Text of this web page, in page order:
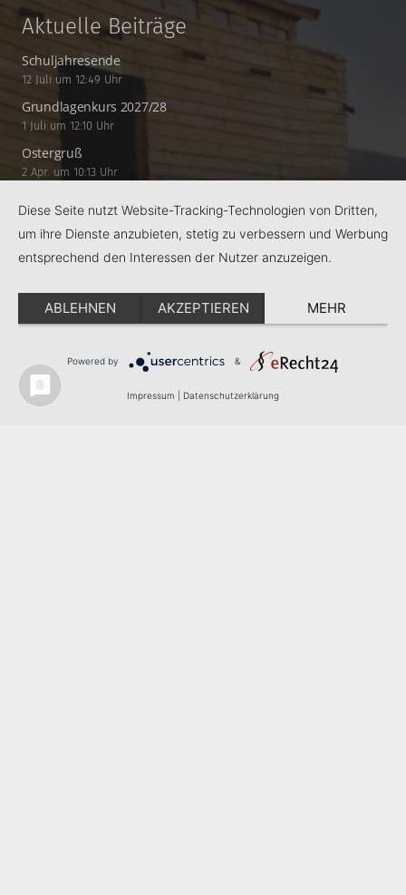
Aktuelle Beiträge
Schuljahresende
12 Juli um 12:49 Uhr
Grundlagenkurs 2027/28
1 Juli um 12:10 Uhr
Ostergruß
2 Apr. um 10:13 Uhr
Anschrift / Kontakt
schulpastoral@bistum-regensburg.de
Weinweg 31 | 93049 Regensburg
Diese Seite nutzt Website-Tracking-Technologien von Dritten,
um ihre Dienste anzubieten, stetig zu verbessern und Werbung
entsprechend den Interessen der Nutzer anzuzeigen.
ABLEHNEN AKZEPTIEREN MEHR
Powered by &
Impressum Datenschutzerklärung